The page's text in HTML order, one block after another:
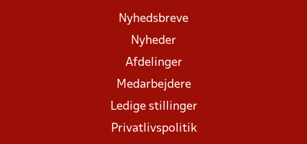
Nyhedsbreve
Nyheder
Afdelinger
Medarbejdere
Ledige stillinger
Privatlivspolitik